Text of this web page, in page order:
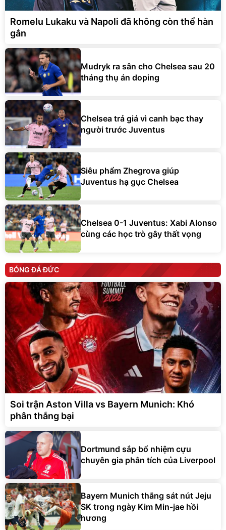
Romelu Lukaku và Napoli đã không còn thể hàn
gắn
Mudryk ra sân cho Chelsea sau 20
tháng thụ án doping
Chelsea trả giá vì canh bạc thay
người trước Juventus
Siêu phẩm Zhegrova giúp
Juventus hạ gục Chelsea
Chelsea 0-1 Juventus: Xabi Alonso
cùng các học trò gây thất vọng
BÓNG ĐÁ ĐỨC
Soi trận Aston Villa vs Bayern Munich: Khó
phân thắng bại
Dortmund sắp bổ nhiệm cựu
chuyên gia phân tích của Liverpool
Bayern Munich thắng sát nút Jeju
SK trong ngày Kim Min-jae hồi
hương